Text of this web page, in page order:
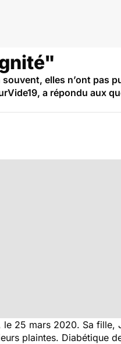
elles n’ont pas
a répondu aux
25 mars 2020. Sa fille,
plaintes. Diabétique